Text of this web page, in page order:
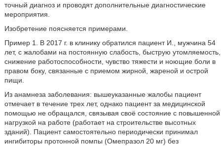
точный диагноз и проводят дополнительные диагностические
мероприятия.
Изобретение поясняется примерами.
Пример 1. В 2017 г. в клинику обратился пациент И., мужчина 54
лет, с жалобами на постоянную слабость, быструю утомляемость,
снижение работоспособности, чувство тяжести и ноющие боли в
правом боку, связанные с приемом жирной, жареной и острой
пищи.
Из анамнеза заболевания: вышеуказанные жалобы пациент
отмечает в течение трех лет, однако пациент за медицинской
помощью не обращался, связывая своё состояние с повышенной
нагрузкой на работе (работает на строительстве высотных
зданий). Пациент самостоятельно периодически принимал
ингибиторы протонной помпы (Омепразол 20 мг) без